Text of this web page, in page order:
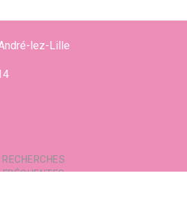
lez-Lille
RECHERCHES
FRÉQUENTES